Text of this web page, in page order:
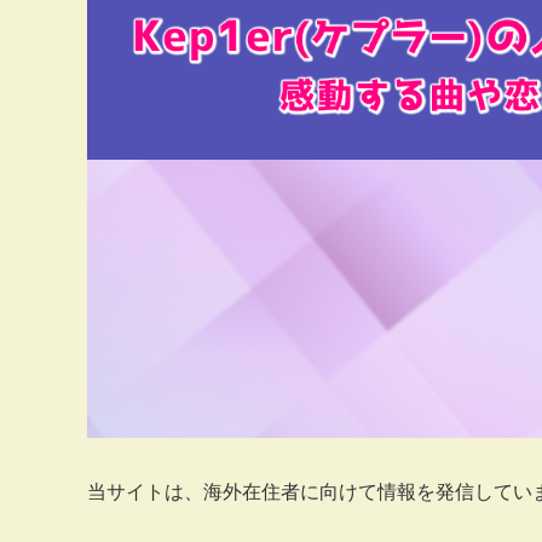
当サイトは、海外在住者に向けて情報を発信してい